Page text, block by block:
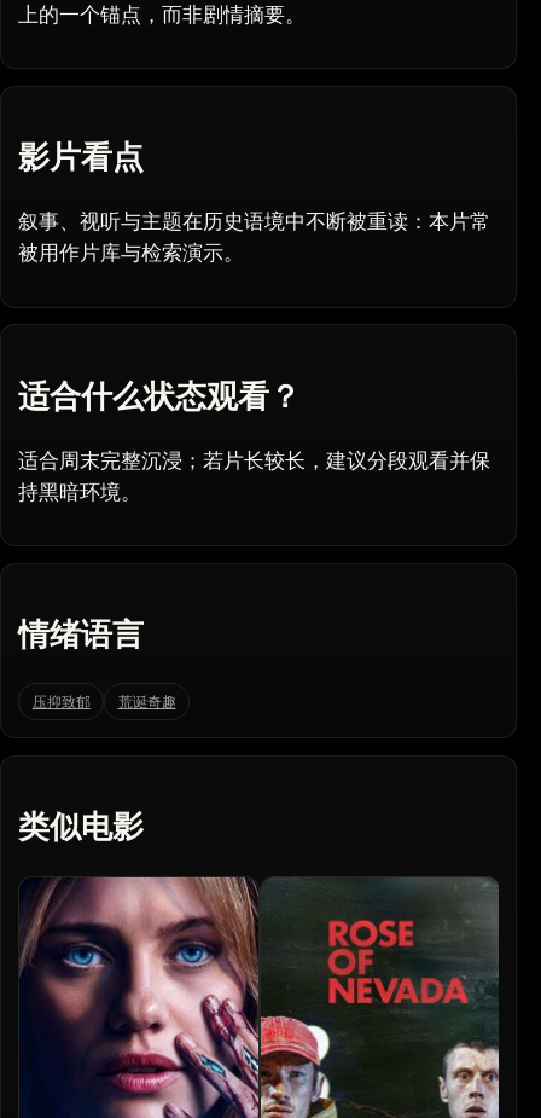
上的一个锚点，而非剧情摘要。
影片看点
叙事、视听与主题在历史语境中不断被重读：本片常
被用作片库与检索演示。
适合什么状态观看？
适合周末完整沉浸；若片长较长，建议分段观看并保
持黑暗环境。
情绪语言
压抑致郁 荒诞奇趣
类似电影